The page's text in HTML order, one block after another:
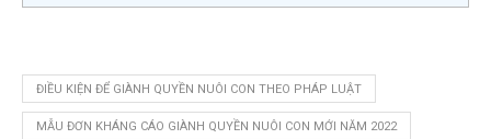
ĐIỀU KIỆN ĐỂ GIÀNH QUYỀN NUÔI CON THEO PHÁP LUẬT
MẪU ĐƠN KHÁNG CÁO GIÀNH QUYỀN NUÔI CON MỚI NĂM 2022